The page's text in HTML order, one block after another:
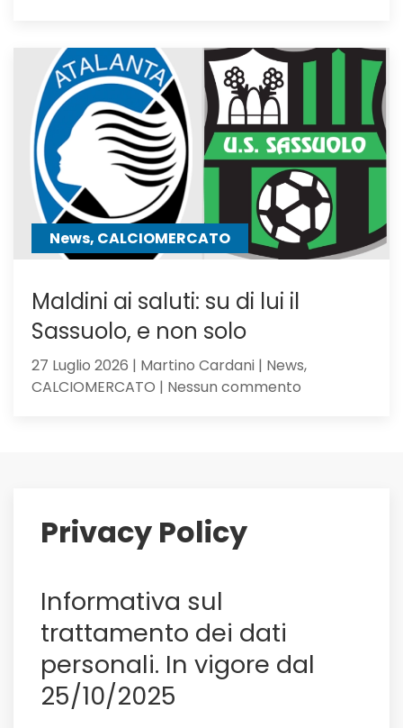
tra
seguiti
anche
Hojbjerg
News, CALCIOMERCATO
Maldini ai saluti: su di lui il
Sassuolo, e non solo
27 Luglio 2026 | Martino Cardani | News,
CALCIOMERCATO | Nessun commento
Privacy Policy
Informativa sul
trattamento dei dati
personali. In vigore dal
25/10/2025